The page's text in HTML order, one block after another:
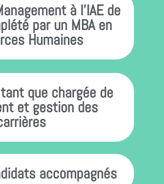
à l’IAE de
par un MBA en
Humaines
que chargée de
et gestion des
accompagnés